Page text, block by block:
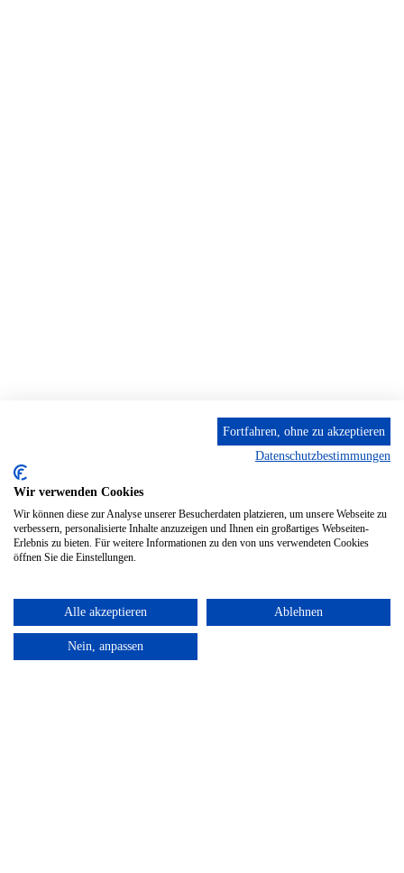
Fortfahren, ohne zu akzeptieren
Datenschutzbestimmungen
Wir verwenden Cookies
Wir können diese zur Analyse unserer Besucherdaten platzieren, um unsere Webseite zu
verbessern, personalisierte Inhalte anzuzeigen und Ihnen ein großartiges Webseiten-
Erlebnis zu bieten. Für weitere Informationen zu den von uns verwendeten Cookies
öffnen Sie die Einstellungen.
Alle akzeptieren Ablehnen
Nein, anpassen